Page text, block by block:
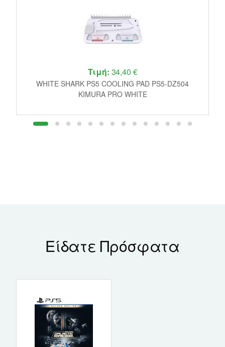
Τιμή: 34,40 €
WHITE SHARK PS5 COOLING PAD PS5-DZ504
KIMURA PRO WHITE
Είδατε Πρόσφατα